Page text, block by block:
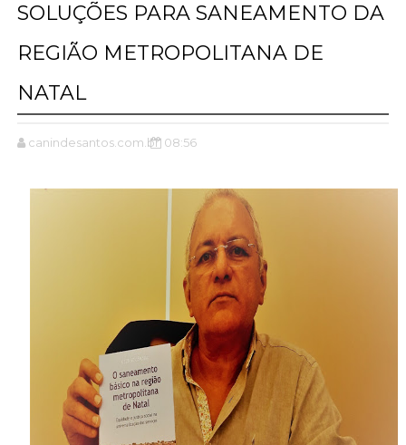
SOLUÇÕES PARA SANEAMENTO DA
REGIÃO METROPOLITANA DE
NATAL
canindesantos.com.br 08:56